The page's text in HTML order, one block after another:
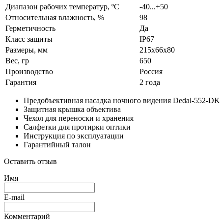
Диапазон рабочих температур, ºС
-40...+50
Относительная влажность, %
98
Герметичность
Да
Класс защиты
IP67
Размеры, мм
215x66x80
Вес, гр
650
Производство
Россия
Гарантия
2 года
Предобъективная насадка ночного видения Dedal-552-
Защитная крышка объектива
Чехол для переноски и хранения
Салфетки для протирки оптики
Инструкция по эксплуатации
Гарантийный талон
Оставить отзыв
Имя
E-mail
Комментарий